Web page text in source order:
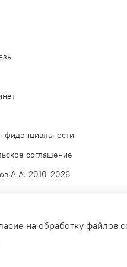
соглашение
А.А. 2010-2026
на обработку